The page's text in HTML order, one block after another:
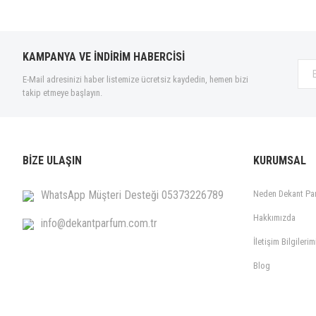
KAMPANYA VE İNDİRİM HABERCİSİ
E-Mail adresinizi haber listemize ücretsiz kaydedin, hemen bizi
takip etmeye başlayın.
BİZE ULAŞIN
WhatsApp Müşteri Desteği 05373226789
info@dekantparfum.com.tr
KURUMSAL
Neden Dekant
Hakkımızda
İletişim
Blog